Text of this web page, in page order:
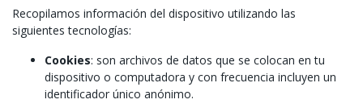
Recopilamos información del dispositivo utilizando las
siguientes tecnologías:
Cookies: son archivos de datos que se colocan en tu
dispositivo o computadora y con frecuencia incluyen un
identificador único anónimo.